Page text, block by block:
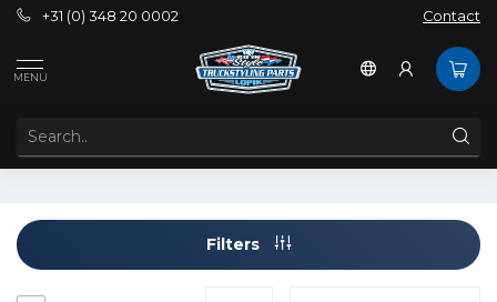
+31 (0) 348 20 0002 Contact
MENU
Filters